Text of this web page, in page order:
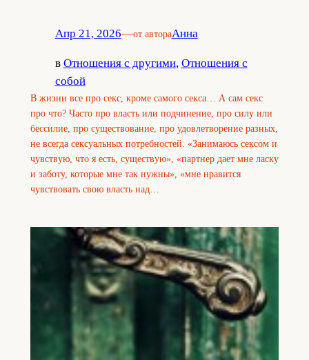
Апр 21, 2026—от автораАнна
в Отношения с другими, Отношения с
собой
В жизни все про секс, кроме самого секса… А сам секс
про что? Часто про власть или подчинение, про силу или
бессилие, про существование, про удовлетворение разных,
не всегда сексуальных потребностей. «Занимаюсь сексом и
чувствую, что я есть, существую», «партнер дает мне ласку
и заботу, которые мне так нужны», «мне нравится
чувствовать свою власть над…